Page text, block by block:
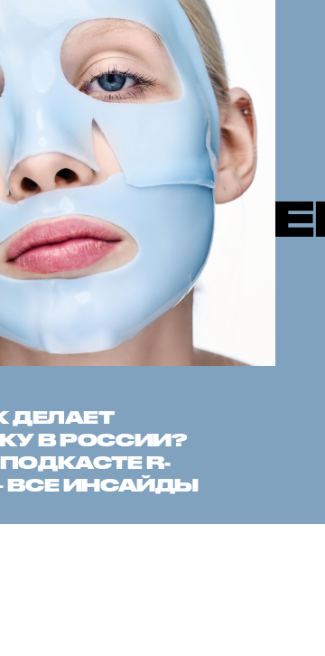
ДЕЛАЕТ
В РОССИИ?
R-
ВСЕ ИНСАЙДЫ